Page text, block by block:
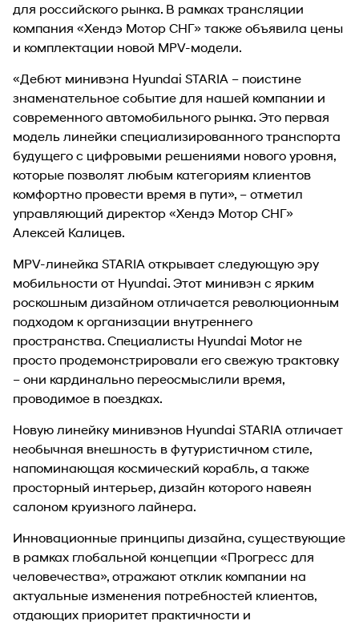
для российского рынка. В рамках трансляции
компания «Хендэ Мотор СНГ» также объявила цены
и комплектации новой MPV-модели.
«Дебют минивэна Hyundai STARIA – поистине
знаменательное событие для нашей компании и
современного автомобильного рынка. Это первая
модель линейки специализированного транспорта
будущего с цифровыми решениями нового уровня,
которые позволят любым категориям клиентов
комфортно провести время в пути», – отметил
управляющий директор «Хендэ Мотор СНГ»
Алексей Калицев.
MPV-линейка STARIA открывает следующую эру
мобильности от Hyundai. Этот минивэн с ярким
роскошным дизайном отличается революционным
подходом к организации внутреннего
пространства. Специалисты Hyundai Motor не
просто продемонстрировали его свежую трактовку
– они кардинально переосмыслили время,
проводимое в поездках.
Новую линейку минивэнов Hyundai STARIA отличает
необычная внешность в футуристичном стиле,
напоминающая космический корабль, а также
просторный интерьер, дизайн которого навеян
салоном круизного лайнера.
Инновационные принципы дизайна, существующие
в рамках глобальной концепции «Прогресс для
человечества», отражают отклик компании на
актуальные изменения потребностей клиентов,
отдающих приоритет практичности и